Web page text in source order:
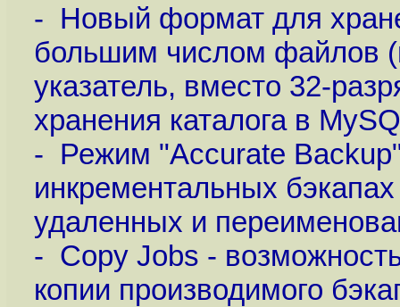
- Новый формат для
большим числом файлов
указатель, вместо 32-
хранения каталога в
- Режим "Accurate
инкрементальных
удаленных и
- Copy Jobs -
копии производимого